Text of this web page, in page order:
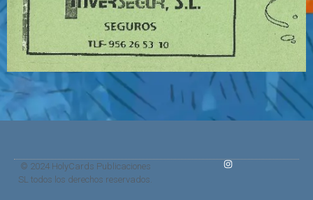
© 2024 HolyCards Publicaciones
SL todos los derechos reservados.